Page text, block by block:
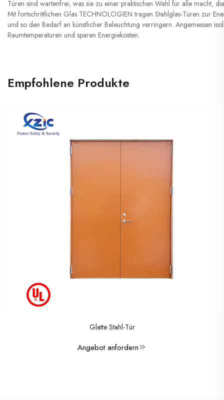
Türen sind wartenfrei, was sie zu einer praktischen Wahl für alle macht,
Mit fortschrittlichen Glas TECHNOLOGIEN tragen Stahlglas-Türen zur
und so den Bedarf an künstlicher Beleuchtung verringern. Angemessen
Raumtemperaturen und sparen Energiekosten.
Empfohlene Produkte
Glatte Stahl-Tür
Angebot anfordern